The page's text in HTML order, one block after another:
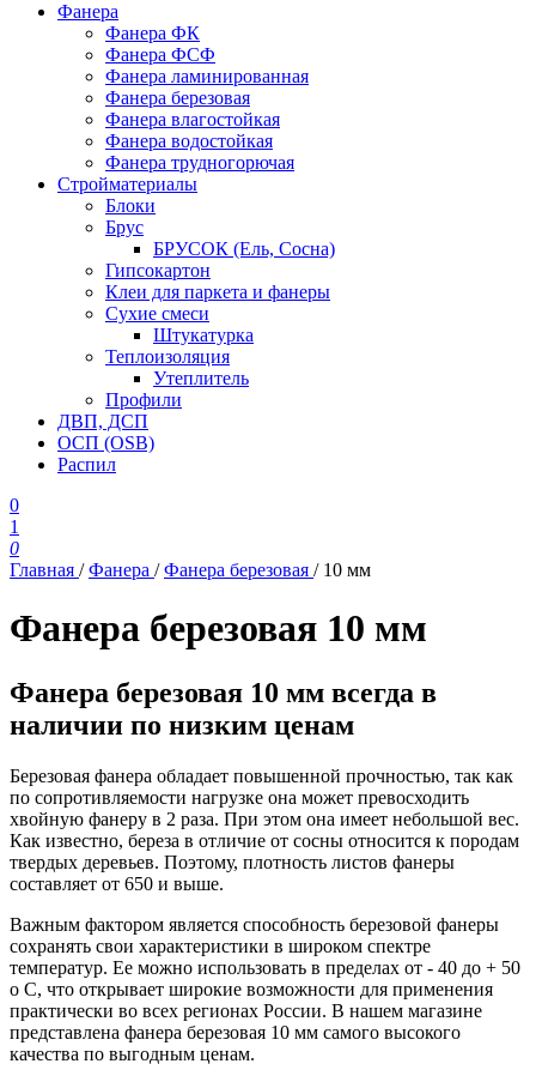
Фанера
Фанера ФК
Фанера ФСФ
Фанера ламинированная
Фанера березовая
Фанера влагостойкая
Фанера водостойкая
Фанера трудногорючая
Стройматериалы
Блоки
Брус
БРУСОК (Ель, Сосна)
Гипсокартон
Клеи для паркета и фанеры
Сухие смеси
Штукатурка
Теплоизоляция
Утеплитель
Профили
ДВП, ДСП
ОСП (OSB)
Распил
0
1
0
Главная /Фанера /Фанера березовая / 10 мм
Фанера березовая 10 мм
Фанера березовая 10 мм всегда в
наличии по низким ценам
Березовая фанера обладает повышенной прочностью, так как
по сопротивляемости нагрузке она может превосходить
хвойную фанеру в 2 раза. При этом она имеет небольшой вес.
Как известно, береза в отличие от сосны относится к породам
твердых деревьев. Поэтому, плотность листов фанеры
составляет от 650 и выше.
Важным фактором является способность березовой фанеры
сохранять свои характеристики в широком спектре
температур. Ее можно использовать в пределах от - 40 до + 50
о С, что открывает широкие возможности для применения
практически во всех регионах России. В нашем магазине
представлена фанера березовая 10 мм самого высокого
качества по выгодным ценам.